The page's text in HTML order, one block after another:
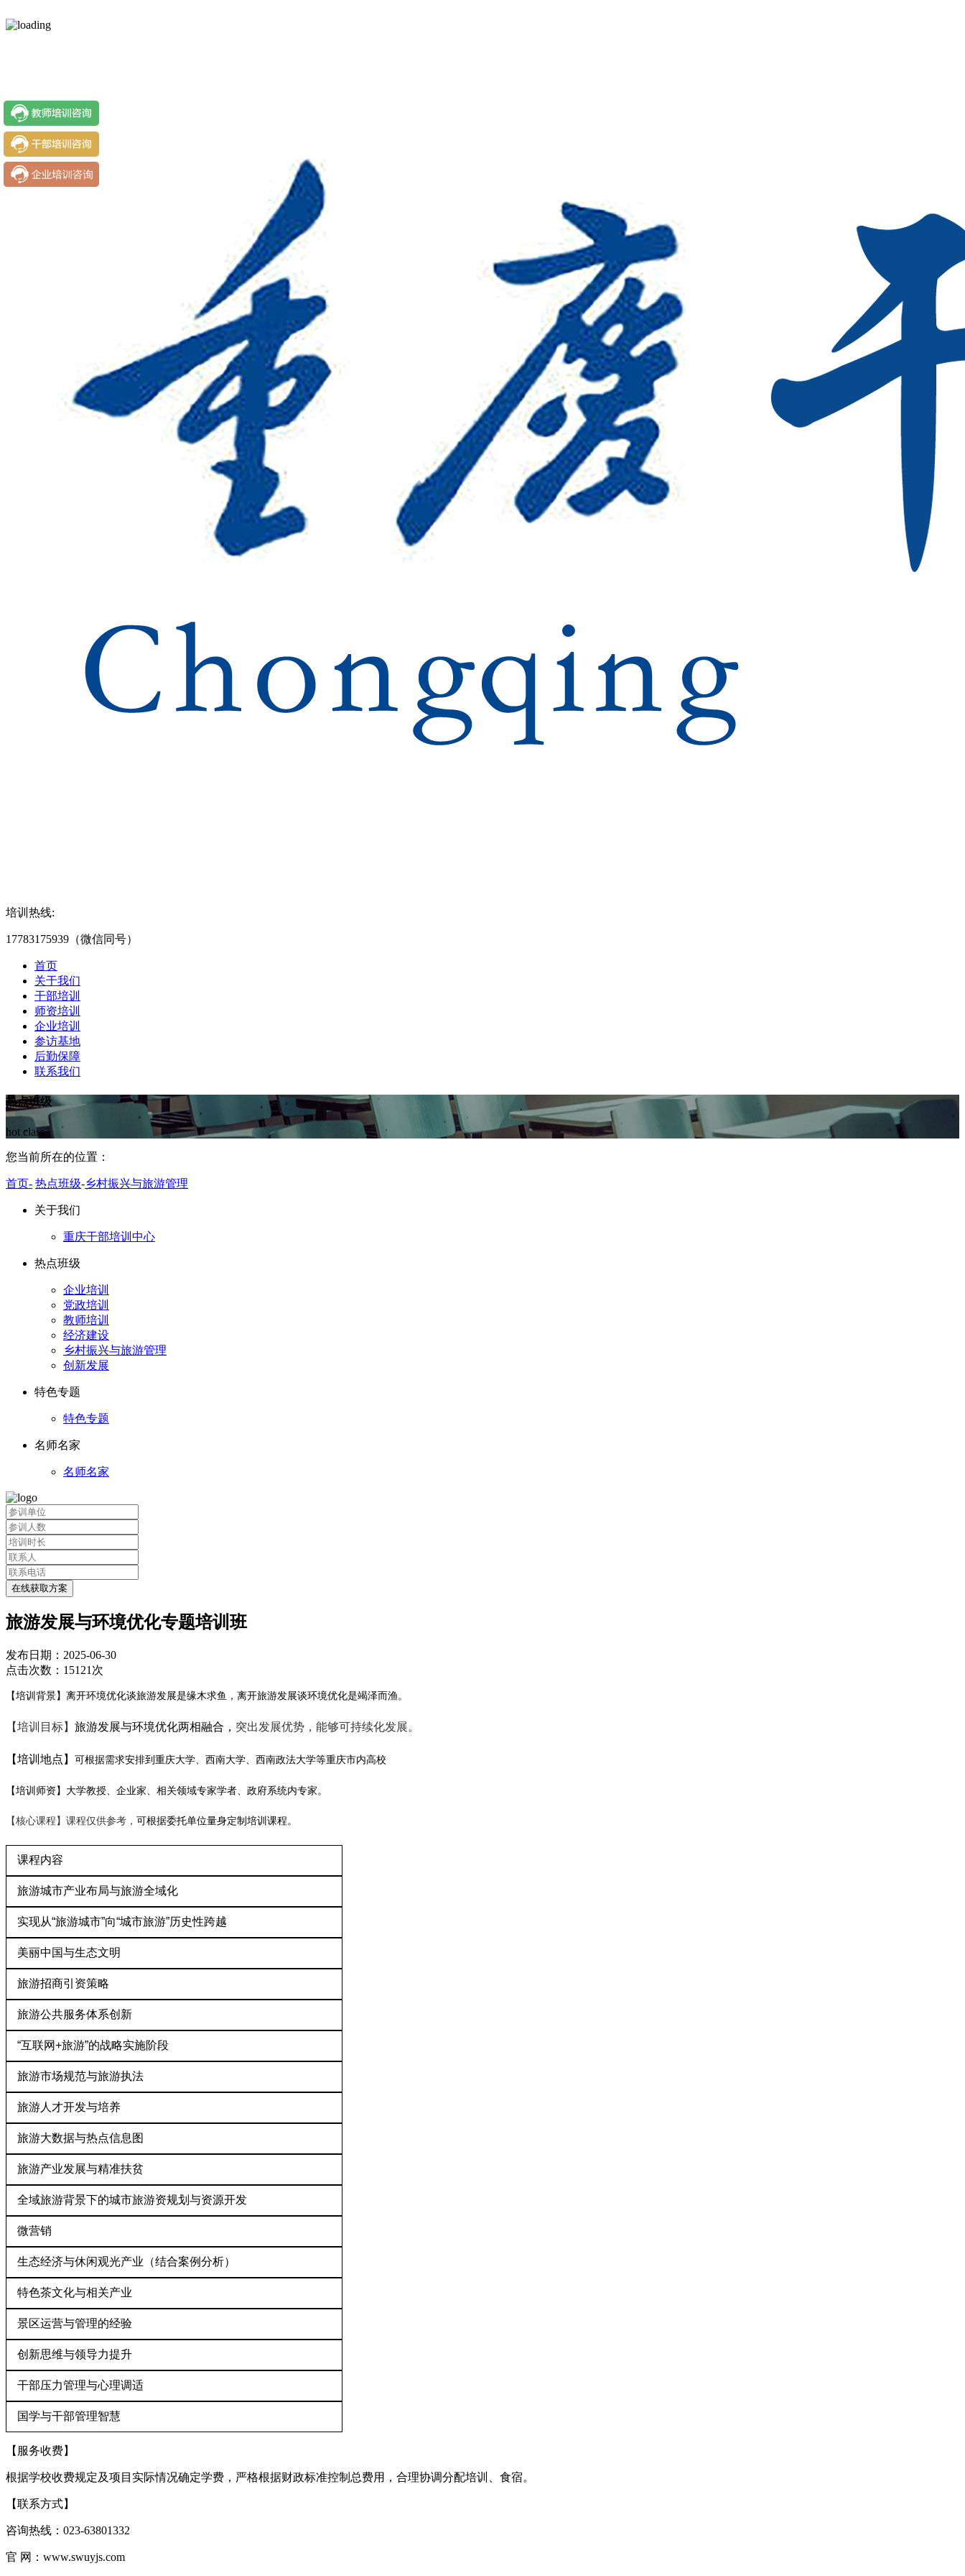
培训热线:
17783175939（微信同号）
首页
关于我们
干部培训
师资培训
企业培训
参访基地
后勤保障
联系我们
热点班级
hot class
您当前所在的位置：
首页- 热点班级-乡村振兴与旅游管理
关于我们
重庆干部培训中心
热点班级
企业培训
党政培训
教师培训
经济建设
乡村振兴与旅游管理
创新发展
特色专题
特色专题
名师名家
名师名家
旅游发展与环境优化专题培训班
发布日期：2025-06-30
点击次数：15121次
【培训背景】离开环境优化谈旅游发展是缘木求鱼，离开旅游发展谈环境优化是竭泽而渔。
【培训目标】 旅游发展与环境优化两相融合， 突出发展优势，能够可持续化发展。
【培训地点】 可根据需求安排到 重庆大学、 西南大学、西南政法大学等重庆市内高校
【培训师资】大学教授、企业家、相关领域专家学者、政府系统内专家。
【核心课程】课程仅供参考， 可根据委托单位量身定制培训课程。
课程内容
旅游城市产业布局与旅游全域化
实现从“旅游城市”向“城市旅游”历史性跨越
美丽中国与生态文明
旅游招商引资策略
旅游公共服务体系创新
“互联网+旅游”的战略实施阶段
旅游市场规范与旅游执法
旅游人才开发与培养
旅游大数据与热点信息图
旅游产业发展与精准扶贫
全域旅游背景下的城市旅游资规划与资源开发
微营销
生态经济与休闲观光产业（结合案例分析）
特色茶文化与相关产业
景区运营与管理的经验
创新思维与领导力提升
干部压力管理与心理调适
国学与干部管理智慧
【服务收费】
根据学校收费规定及项目实际情况确定学费，严格根据财政标准控制总费用，合理协调分配培训、食宿。
【联系方式】
咨询热线： 023-63801332
官 网： www.swuyjs.com